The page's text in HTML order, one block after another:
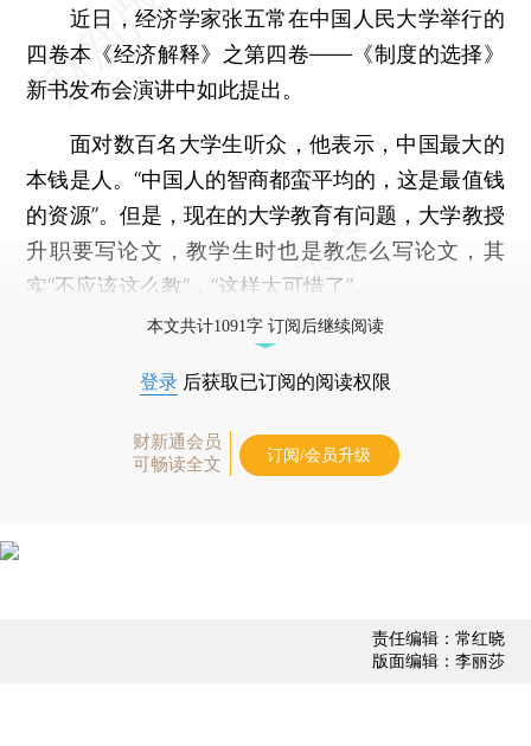
近日，经济学家张五常在中国人民大学举行的
四卷本《经济解释》之第四卷——《制度的选择》
新书发布会演讲中如此提出。
面对数百名大学生听众，他表示，中国最大的
本钱是人。“中国人的智商都蛮平均的，这是最值钱
的资源”。但是，现在的大学教育有问题，大学教授
升职要写论文，教学生时也是教怎么写论文，其
实“不应该这么教”，“这样太可惜了”。
本文共计1091字 订阅后继续阅读
登录 后获取已订阅的阅读权限
财新通会员
可畅读全文
订阅/会员升级
责任编辑：常红晓
版面编辑：李丽莎